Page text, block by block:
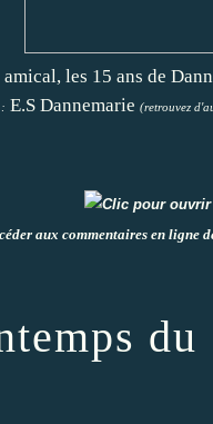
les 15 ans de
E.S Dannemarie (retrouvez
aux commentaires en ligne